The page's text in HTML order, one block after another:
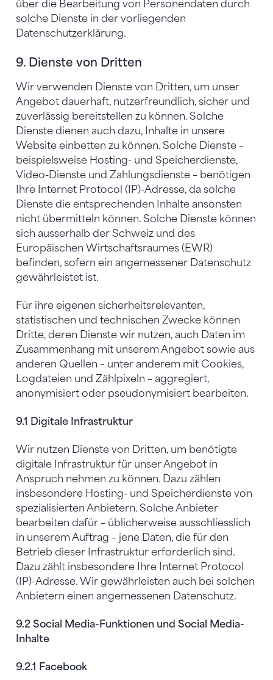
über die Bearbeitung von Personendaten durch
solche Dienste in der vorliegenden
Datenschutzerklärung.
9. Dienste von Dritten
Wir verwenden Dienste von Dritten, um unser
Angebot dauerhaft, nutzerfreundlich, sicher und
zuverlässig bereitstellen zu können. Solche
Dienste dienen auch dazu, Inhalte in unsere
Website einbetten zu können. Solche Dienste –
beispielsweise Hosting- und Speicherdienste,
Video-Dienste und Zahlungsdienste – benötigen
Ihre Internet Protocol (IP)-Adresse, da solche
Dienste die entsprechenden Inhalte ansonsten
nicht übermitteln können. Solche Dienste können
sich ausserhalb der Schweiz und des
Europäischen Wirtschaftsraumes (EWR)
befinden, sofern ein angemessener Datenschutz
gewährleistet ist.
Für ihre eigenen sicherheitsrelevanten,
statistischen und technischen Zwecke können
Dritte, deren Dienste wir nutzen, auch Daten im
Zusammenhang mit unserem Angebot sowie aus
anderen Quellen – unter anderem mit Cookies,
Logdateien und Zählpixeln – aggregiert,
anonymisiert oder pseudonymisiert bearbeiten.
9.1 Digitale Infrastruktur
Wir nutzen Dienste von Dritten, um benötigte
digitale Infrastruktur für unser Angebot in
Anspruch nehmen zu können. Dazu zählen
insbesondere Hosting- und Speicherdienste von
spezialisierten Anbietern. Solche Anbieter
bearbeiten dafür – üblicherweise ausschliesslich
in unserem Auftrag – jene Daten, die für den
Betrieb dieser Infrastruktur erforderlich sind.
Dazu zählt insbesondere Ihre Internet Protocol
(IP)-Adresse. Wir gewährleisten auch bei solchen
Anbietern einen angemessenen Datenschutz.
9.2 Social Media-Funktionen und Social Media-
Inhalte
9.2.1 Facebook